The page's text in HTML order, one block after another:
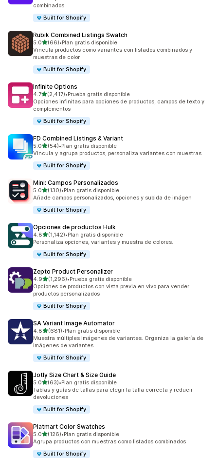
combinados
Built for Shopify
Rubik Combined Listings Swatch
5.0de 5 estrellas
(66)
66 reseñas en total
•Plan gratis disponible
Vincula productos como variantes con listados combinados y
muestras de color
Built for Shopify
Infinite Options
4.7de 5 estrellas
(2,417)
2417 reseñas en total
•Prueba gratis disponible
Opciones infinitas para opciones de productos, campos de texto y
complementos
Built for Shopify
FD Combined Listings & Variant
5.0de 5 estrellas
(54)
54 reseñas en total
•Plan gratis disponible
Vincula y agrupa productos, personaliza variantes con muestras
Built for Shopify
Mini: Campos Personalizados
5.0de 5 estrellas
(130)
130 reseñas en total
•Plan gratis disponible
Añade campos personalizados, opciones y subida de imágen
Built for Shopify
Opciones de productos Hulk
4.8de 5 estrellas
(1,142)
1142 reseñas en total
•Plan gratis disponible
Personaliza opciones, variantes y muestra de colores.
Built for Shopify
Zepto Product Personalizer
4.9de 5 estrellas
(1,296)
1296 reseñas en total
•Prueba gratis disponible
Opciones de productos con vista previa en vivo para vender
productos personalizados
Built for Shopify
SA Variant Image Automator
4.8de 5 estrellas
(681)
681 reseñas en total
•Plan gratis disponible
Muestra múltiples imágenes de variantes. Organiza la galería de
imágenes de variantes.
Built for Shopify
Jotly Size Chart & Size Guide
5.0de 5 estrellas
(63)
63 reseñas en total
•Plan gratis disponible
Tablas y guías de tallas para elegir la talla correcta y reducir
devoluciones
Built for Shopify
Platmart Color Swatches
5.0de 5 estrellas
(126)
126 reseñas en total
•Plan gratis disponible
Agrupa productos con muestras como listados combinados
Built for Shopify